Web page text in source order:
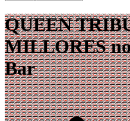
QUEEN
MILLORES
Bar